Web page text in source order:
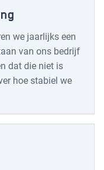
we jaarlijks een
van ons bedrijf
dat die niet is
hoe stabiel we